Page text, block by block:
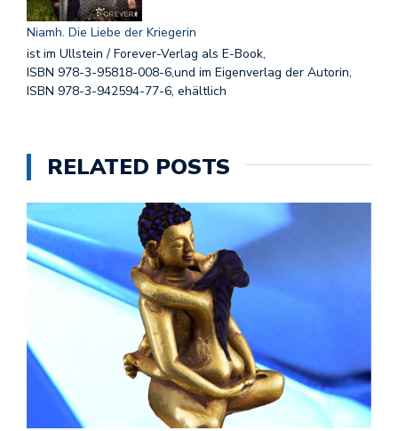
Niamh. Die Liebe der Kriegerin
ist im Ullstein / Forever-Verlag als E-Book,
ISBN 978-3-95818-008-6,und im Eigenverlag der Autorin,
ISBN 978-3-942594-77-6, ehältlich
RELATED POSTS